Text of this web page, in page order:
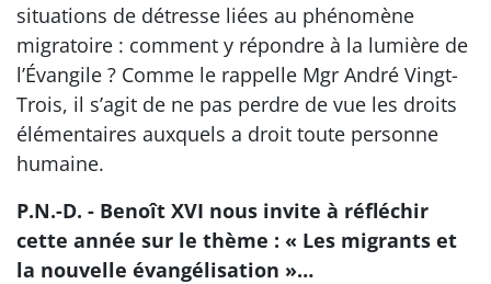
situations de détresse liées au phénomène
migratoire : comment y répondre à la lumière de
l’Évangile ? Comme le rappelle Mgr André Vingt-
Trois, il s’agit de ne pas perdre de vue les droits
élémentaires auxquels a droit toute personne
humaine.
P.N.-D. - Benoît XVI nous invite à réfléchir
cette année sur le thème : « Les migrants et
la nouvelle évangélisation »…